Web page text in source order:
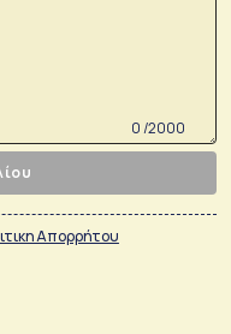
0 /2000
Απορρήτου